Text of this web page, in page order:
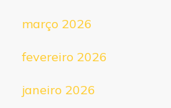
março 2026
fevereiro 2026
janeiro 2026